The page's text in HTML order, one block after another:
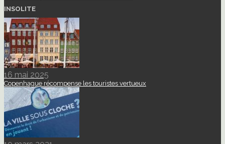
INSOLITE
16 mai 2025
Copenhague récompense les touristes vertueux